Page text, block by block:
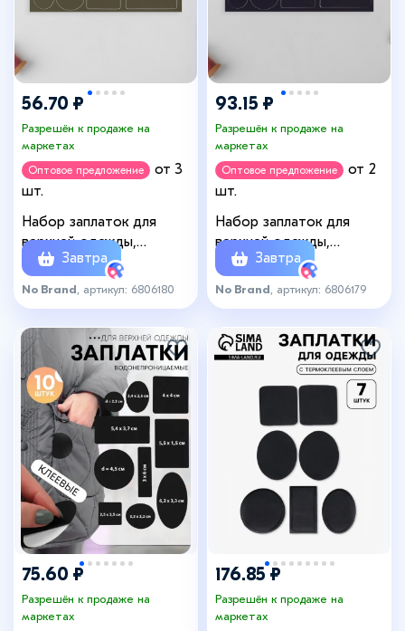
56.70 ₽
Разрешён к продаже на
маркетах
Оптовое предложение
от 3
шт.
Набор заплаток для
верхней одежды,
клеевые, лист 10 × 18 см,
10 шт, цвет хаки
Завтра
No Brand , артикул: 6806180
93.15 ₽
Разрешён к продаже на
маркетах
Оптовое предложение
от 2
шт.
Набор заплаток для
верхней одежды,
клеевые, лист 10 × 18 см,
10 шт, цвет синий
Завтра
No Brand , артикул: 6806179
75.60 ₽
Разрешён к продаже на
маркетах
176.85 ₽
Разрешён к продаже на
маркетах